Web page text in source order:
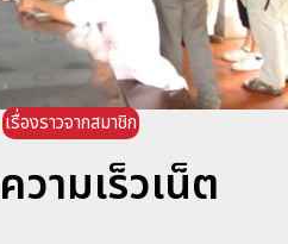
เรื่องราวจากสมาชิก
ามเร็วเน็ต